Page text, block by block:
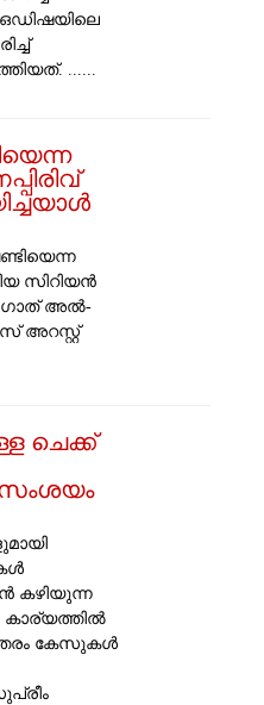
......
സിറിയൻ
അൽ-
അറസ്റ്റ്
ചെക്ക്
കഴിയുന്ന
കേസുകൾ